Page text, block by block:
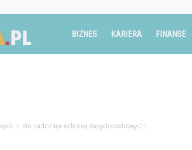
Ruszglowa.plBIZNES KARIERA FINANSE
Kto nadzoruje ochronę danych osobowych?